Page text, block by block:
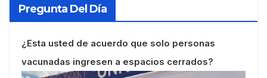
Pregunta Del Día
¿Esta usted de acuerdo que solo personas
vacunadas ingresen a espacios cerrados?